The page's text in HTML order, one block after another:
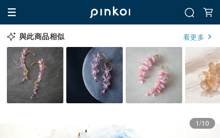
與此商品相似 看更多
1/10